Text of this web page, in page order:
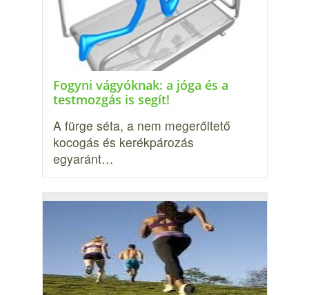
Fogyni vágyóknak: a jóga és a
testmozgás is segít!
A fürge séta, a nem megerőltető
kocogás és kerékpározás
egyaránt…